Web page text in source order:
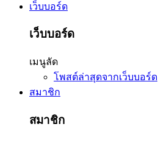
เว็บบอร์ด
เว็บบอร์ด
เมนูลัด
โพสต์ล่าสุดจากเว็บบอร์ด
สมาชิก
สมาชิก